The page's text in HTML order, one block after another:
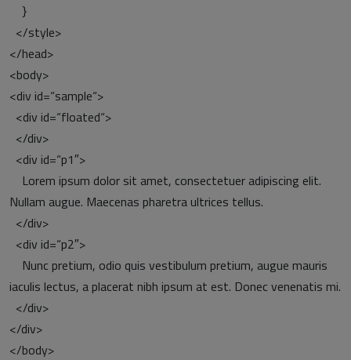
}
</style>
</head>
<body>
<div id=“sample“>
<div id=“floated“>
</div>
<div id=“p1″>
Lorem ipsum dolor sit amet, consectetuer adipiscing elit.
Nullam augue. Maecenas pharetra ultrices tellus.
</div>
<div id=“p2″>
Nunc pretium, odio quis vestibulum pretium, augue mauris
iaculis lectus, a placerat nibh ipsum at est. Donec venenatis mi.
</div>
</div>
</body>